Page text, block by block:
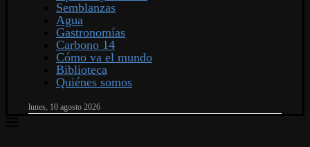
Semblanzas
Agua
Gastronomías
Carbono 14
Cómo va el mundo
Biblioteca
Quiénes somos
lunes, 10 agosto 2026